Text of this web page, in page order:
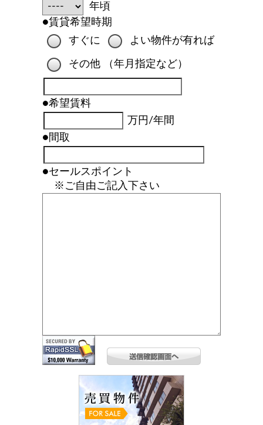
年頃
●賃貸希望時期
すぐに
よい物件が有れば
その他 （年月指定など）
●希望賃料
万円/年間
●間取
●セールスポイント
※ご自由ご記入下さい